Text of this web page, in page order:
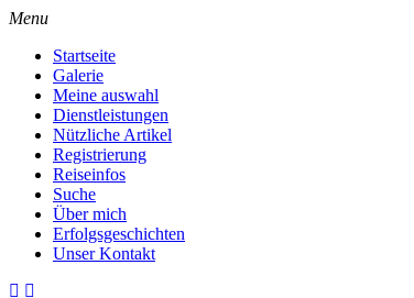
Menu
Startseite
Galerie
Meine auswahl
Dienstleistungen
Nützliche Artikel
Registrierung
Reiseinfos
Suche
Über mich
Erfolgsgeschichten
Unser Kontakt